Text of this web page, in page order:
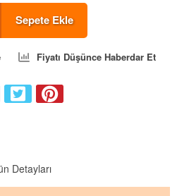
Sepete Ekle
Fiyatı Düşünce Haberdar Et
Detayları